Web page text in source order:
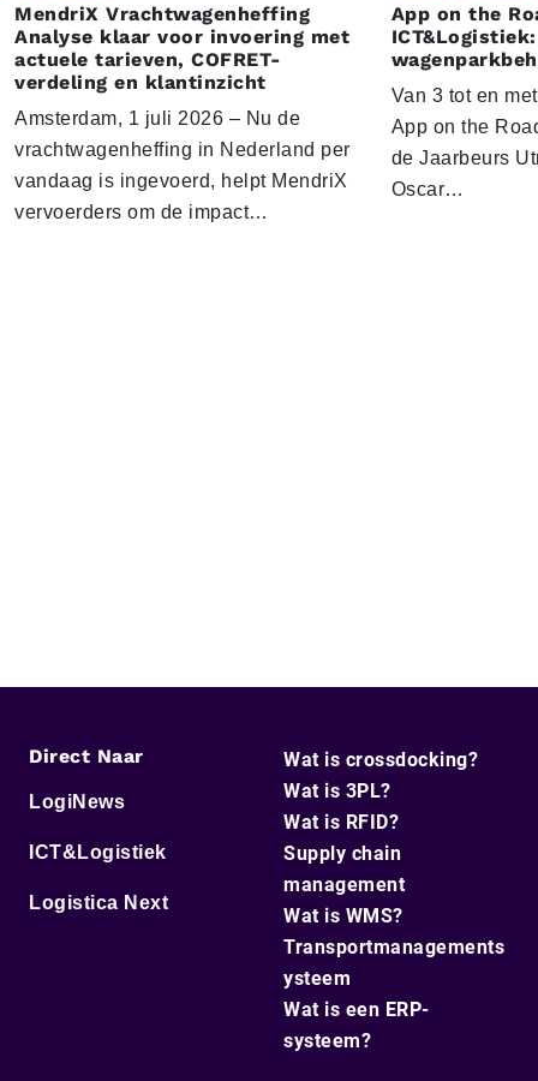
MendriX Vrachtwagenheffing
Analyse klaar voor invoering met
actuele tarieven, COFRET-
verdeling en klantinzicht
Amsterdam, 1 juli 2026 – Nu de
vrachtwagenheffing in Nederland per
vandaag is ingevoerd, helpt MendriX
vervoerders om de impact…
App on the
Van 3 tot en
App on the
de Jaarbeurs
Oscar…
Direct Naar
LogiNews
ICT&Logistiek
Logistica Next
Wat is crossdocking?
Wat is 3PL?
Wat is RFID?
Supply chain
management
Wat is WMS?
Transportmanagements
ysteem
Wat is een ERP-
systeem?